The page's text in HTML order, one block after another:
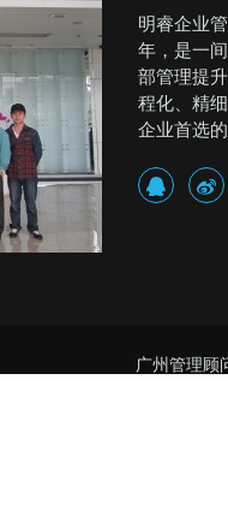
明睿企业
年，是一
部管理提
程化、精
企业首选
广州管理